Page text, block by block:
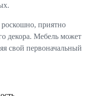
приятно
декора. Мебель может
свой первоначальный